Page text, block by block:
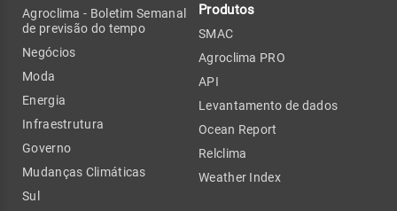
Agroclima - Boletim Semanal
de previsão do tempo
Negócios
Moda
Energia
Infraestrutura
Governo
Mudanças Climáticas
Sul
Produtos
SMAC
Agroclima PRO
API
Levantamento de dados
Ocean Report
Relclima
Weather Index